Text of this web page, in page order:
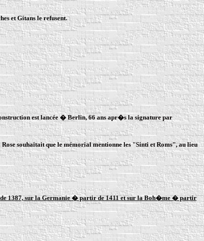
et Gitans le refusent.
est lancée � Berlin, 66 ans apr�s la signature par
souhaitait que le mémorial mentionne les "Sinti et Roms", au lieu
1387, sur la Germanie � partir de 1411 et sur la Boh�me � partir